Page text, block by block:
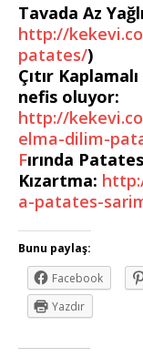
Tavada Az
http://
patates/)
Çıtır
nefis oluyor:
http://
elma-dilim-
Fırında Patates
Kızartma:
a-patates-
Bunu paylaş:
Facebook
Yazdır